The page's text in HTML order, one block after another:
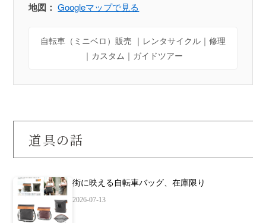
地図： Googleマップで見る
自転車（ミニベロ）販売 ｜レンタサイクル｜修理
｜カスタム｜ガイドツアー
道具の話
街に映える自転車バッグ、在庫限り
2026-07-13